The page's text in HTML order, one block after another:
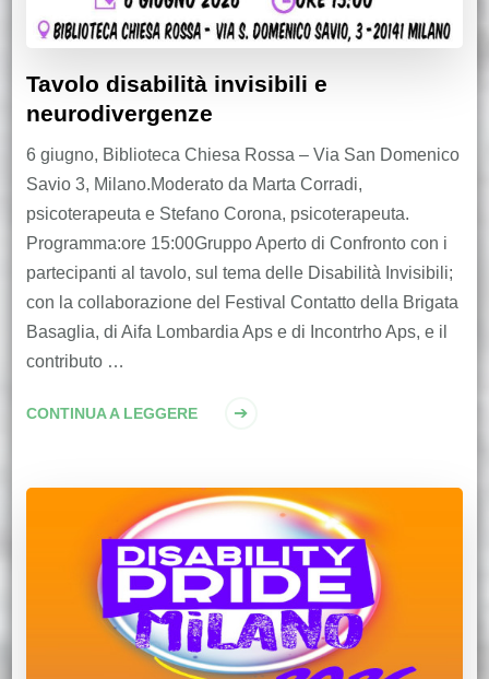
Tavolo disabilità invisibili e
neurodivergenze
6 giugno, Biblioteca Chiesa Rossa – Via San Domenico
Savio 3, Milano.Moderato da Marta Corradi,
psicoterapeuta e Stefano Corona, psicoterapeuta.
Programma:ore 15:00Gruppo Aperto di Confronto con i
partecipanti al tavolo, sul tema delle Disabilità Invisibili;
con la collaborazione del Festival Contatto della Brigata
Basaglia, di Aifa Lombardia Aps e di Incontrho Aps, e il
contributo …
CONTINUA A LEGGERE